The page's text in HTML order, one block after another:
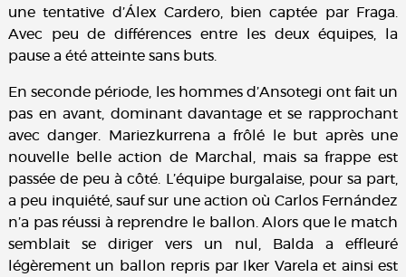
une tentative d’Álex Cardero, bien captée par Fraga.
Avec peu de différences entre les deux équipes, la
pause a été atteinte sans buts.
En seconde période, les hommes d’Ansotegi ont fait un
pas en avant, dominant davantage et se rapprochant
avec danger. Mariezkurrena a frôlé le but après une
nouvelle belle action de Marchal, mais sa frappe est
passée de peu à côté. L’équipe burgalaise, pour sa part,
a peu inquiété, sauf sur une action où Carlos Fernández
n’a pas réussi à reprendre le ballon. Alors que le match
semblait se diriger vers un nul, Balda a effleuré
légèrement un ballon repris par Iker Varela et ainsi est